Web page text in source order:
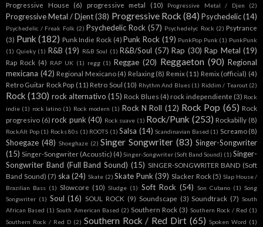
Progressive House (6) progressive metal (10) Progressive Metal / Djen (2)
Progressive Metal / Djent (38) Progressive Rock (84) Psychedelic(14)
Psychedelic / Freak Folk (2) Psychedelic Rock (57) Psychedelyc Rock (2) Psytrance
(3) Punk (182) Punk Indie Rock (4) Punk Rock (19) PunkPop Punk (1) PunkPunk
(1) Quieky (1) R&B (19) R&B Soul (1) R&B/Soul (57) Rap (30) Rap Metal (19)
Rap Rock (4) RAP UK (1) regg (1) Reggae (20) Reggaeton (90) Regional
mexicana (42) Regional Mexicano (4) Relaxing (8) Remix (11) Remix (official) (4)
Retro Guitar Rock Pop (11) Retro Soul (10) Rhythm And Blues (1) Riddim / Tearout (2)
Rock (130) rock alternativo (15) Rock Blues (4) rock independiente (3) Rock
indie (1) rock latino (1) Rock modern (1) Rock N Roll (12) Rock Pop (65) Rock
progresivo (6) rock punk (40) Rock suave (1) Rock/Punk (253) Rockabilly (8)
RockAlt Pop (1) Rocks 80s (1) ROOTS (1) Salsa (14) Scandinavian Based (1) Screamo (8)
Shoegaze (48) Shoeghaze (2) Singer Songwriter (83) Singer-Songwriter
(15) Singer-Songwriter (Acoustic) (4) Singer-Songwriter (Soft Band Sound) (1) Singer-
Songwriter Band (Full Band Sound) (15) SINGER-SONGWRITER BAND (Soft
Band Sound) (7) ska (24) Skate (2) Skate Punk (39) Slacker Rock (5) Slap House /
Brazilian Bass (1) Slowcore (10) Sludge (1) Soft Rock (54) Son Cubano (1) Song
Songwriter (1) Soul (16) SOUL ROCK (9) Soundscape (3) Soundtrack (7) South
African Based (1) South American Based (2) Southern Rock (3) Southern Rock / Red (1)
Southern Rock / Red D (2) Southern Rock / Red Dirt (65) Spoken Word (1)